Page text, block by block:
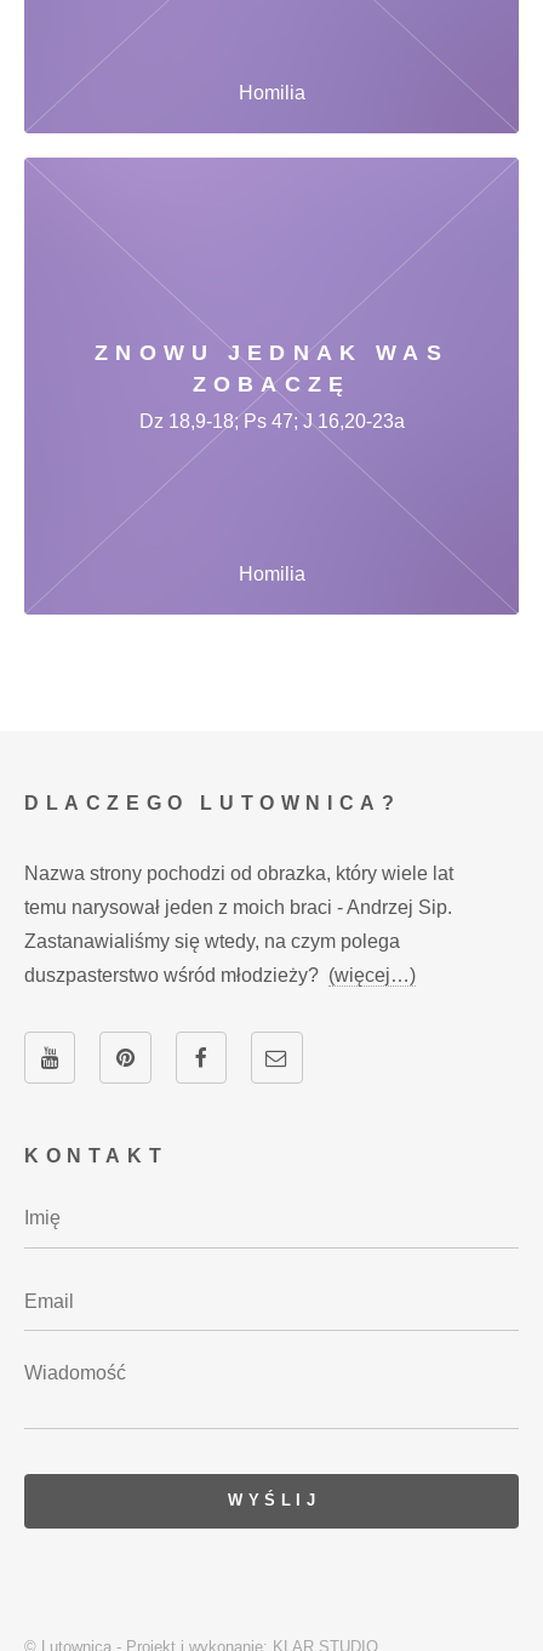
Homilia
ZNOWU JEDNAK WAS
ZOBACZĘ
Homilia
Dz 18,9-18; Ps 47; J 16,20-23a
KONTAKT
DLACZEGO LUTOWNICA?
Nazwa strony pochodzi od obrazka, który wiele lat
temu narysował jeden z moich braci - Andrzej Sip.
Zastanawialiśmy się wtedy, na czym polega
duszpasterstwo wśród młodzieży? (więcej…)
© Lutownica - Projekt i wykonanie: KLAR STUDIO